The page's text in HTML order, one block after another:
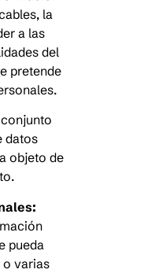
la
a las
del
pretende
conjunto
datos
objeto de
pueda
o varias